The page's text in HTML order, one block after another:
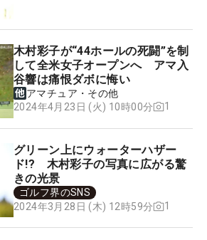
木村彩子が“44ホールの死闘”を制
して全米女子オープンへ アマ入
谷響は痛恨ダボに悔い
アマチュア・その他
2024年4月23日 (火) 10時00分
1
グリーン上にウォーターハザー
ド!? 木村彩子の写真に広がる驚
きの光景
ゴルフ界のSNS
2024年3月28日 (木) 12時59分
1